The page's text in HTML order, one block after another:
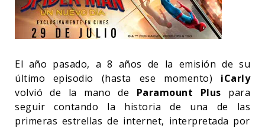
El año pasado, a 8 años de la emisión de su
último episodio (hasta ese momento) iCarly
volvió de la mano de Paramount Plus para
seguir contando la historia de una de las
primeras estrellas de internet, interpretada por